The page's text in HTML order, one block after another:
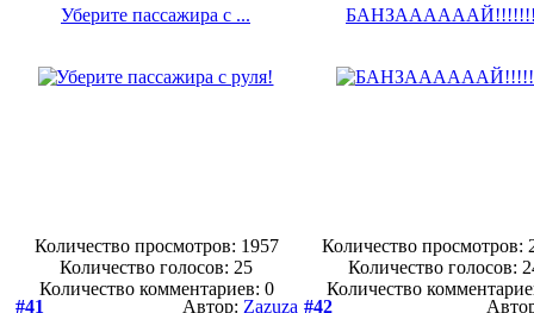
Уберите пассажира с ...
Количество просмотров: 1957
Количество голосов: 25
Количество комментариев: 0
Количество просмотров:
Количество голосов:
Количество
#41
Автор: Zazuza #42